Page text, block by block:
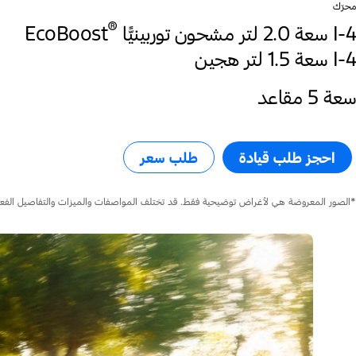
محرّك
I-4 سعة 2.0 لتر مشحون توربينيًّا ®
EcoBoost
I-4 سعة 1.5 لتر هجين
سعة 5 مقاعد
احجز طلب قيادة طلب سعر​
*الصور المعروضة هي لأغراض توضيحية فقط. قد تختلف المواصفات والميزات والتفاصيل